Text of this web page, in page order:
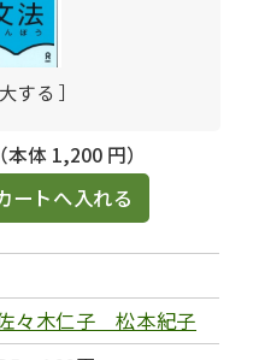
する ］
（本体 1,200 円）
ートへ入れる
々木仁子 松本紀子